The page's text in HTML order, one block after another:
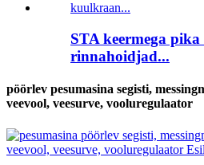
STA keermega pika
rinnahoidjad...
pöörlev pesumasina segisti,
veevool, veesurve, vooluregulaator